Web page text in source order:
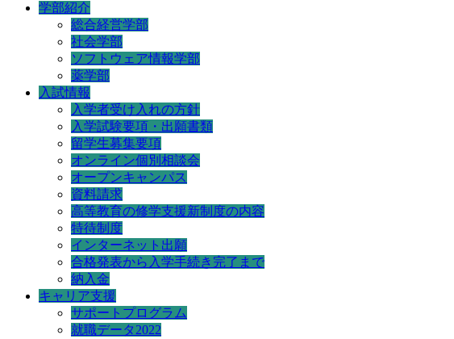
学部紹介
総合経営学部
社会学部
ソフトウェア情報学部
薬学部
入試情報
入学者受け入れの方針
入学試験要項・出願書類
留学生募集要項
オンライン個別相談会
オープンキャンパス
資料請求
高等教育の修学支援新制度の内容
特待制度
インターネット出願
合格発表から入学手続き完了まで
納入金
キャリア支援
サポートプログラム
就職データ2022